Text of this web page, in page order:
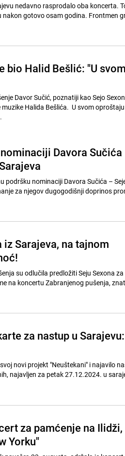
nedavno rasprodalo oba koncerta.
gotovo osam godina. Frontmen
bio Halid Bešlić: "U svom
Davor Sučić, poznatiji kao Sejo
Halida Bešlića. U svom
Davora Sučića
nominaciji Davora Sučića –
za njegov dugogodišnji doprinos
Sarajeva, na tajnom
su odlučila predložiti Seju Sexona za
na koncertu Zabranjenog pušenja,
za nastup u Sarajevu:
novi projekt "Neuštekani" i najavilo
najavljen za petak 27.12.2024. u
za pamćenje na Ilidži,
Yorku"